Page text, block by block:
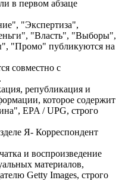
в первом абзаце
"Экспертиза",
"Власть", "Выборы",
"Промо" публикуются на
совместно с
републикация и
которое содержит
EPA / UPG, строго
Я- Корреспондент
и воспроизведение
материалов,
Getty Images, строго